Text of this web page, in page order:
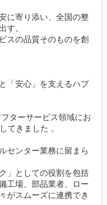
価値ある情報になるの
て長く働ける基盤
など 、安定した基盤の
、腰を据えて専門性を
にしながら働けます。
に寄り添い、全国の整
す。
スの品質そのものを創
「安心」を支えるハブ
ターサービス領域にお
てきました 。
センター業務に留まら
」としての役割を包括
工場、部品業者、ロー
がスムーズに連携でき